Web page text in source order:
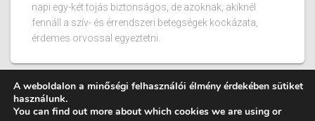
napi egy-két tojás biztonságos, de azoknak, akiknél
fennáll a szív- és érrendszeri betegségek kockázata,
érdemes orvossal egyeztetni.
A weboldalon a minőségi felhasználói élmény érdekében sütiket
használunk.
You can find out more about which cookies we are using or